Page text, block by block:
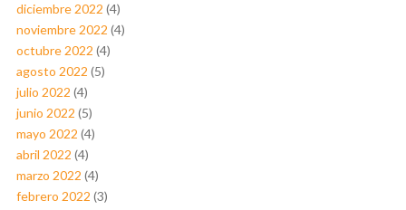
diciembre 2022 (4)
noviembre 2022 (4)
octubre 2022 (4)
agosto 2022 (5)
julio 2022 (4)
junio 2022 (5)
mayo 2022 (4)
abril 2022 (4)
marzo 2022 (4)
febrero 2022 (3)